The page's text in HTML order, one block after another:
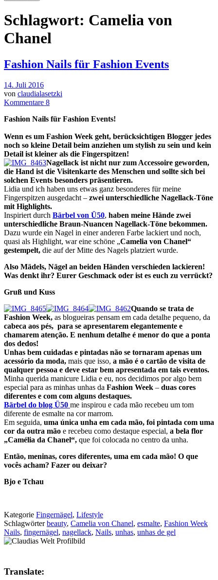
Schlagwort: Camelia von
Chanel
Fashion Nails für Fashion Events
14. Juli 2016
von claudialasetzki
Kommentare 8
Fashion Nails für Fashion Events!
Wenn es um Fashion Week geht, berücksichtigen Blogger jedes
noch so kleine Detail beim anziehen um stylish zu sein und kein
Detail ist kleiner als die Fingerspitzen!
Nagellack ist nicht nur zum Accessoire geworden,
die Hand ist die Visitenkarte des Menschen und sollte sich bei
solchen Events besonders präsentieren.
Lidia und ich haben uns etwas ganz besonderes für meine
Fingerspitzen ausgedacht – zwei unterschiedliche Nagellack-Töne
mit Highlights.
Inspiriert durch Bärbel von Ü50, haben meine Hände zwei
unterschiedliche Braun-Nuancen Nagellack-Töne bekommen.
Dazu wurde ein Nagel in einer anderen Farbe lackiert und noch,
quasi als Highlight, war eine schöne „Camelia von Chanel“
gestempelt, die auf der Mitte des Nagels platziert wurde.
Also Mädels, Nägel an beiden Händen verschieden lackieren!
Was denkt ihr? Eurer Geschmack oder ist es euch zu verrückt?
Gruß und Kuss
Quando se trata de
Fashion Week, as blogueiras pensam em cada detalhe pequeno, da
cabeca aos pés, para se apresentarem elegantemente e
chamarem atenção. E nenhum detalhe é menor do que a ponta
dos dedos!
Unhas bem cuidadas e pintadas não se tornaram apenas um
acessório da moda, mais que isso, a mão é o cartão de visita de
qualquer pessoa e deve estar bem apresentada em tais eventos.
Minha querida manicure Lidia e eu, nos decidimos por algo bem
especial para as minhas unhas da Fashion Week – duas cores
diferentes e com com alguns destaques.
Bärbel do blog Ü50 me inspirou e cada mão recebeu um tom
diferente de esmalte na cor marrom.
Em seguida, uma única unha em cada mão, foi pintada com uma
cor da outra mão e recebeu como destaque especial, a bela flor
„Camélia da Chanel“, que foi colocada no centro da unha.
Então, meninas, cores diferentes, uma em cada mão! O que
vocês acham? Fazer ou deixar?
Bjo e Tchau
Kategorie Fingernägel, Lifestyle
Schlagwörterbeauty, Camelia von Chanel, esmalte, Fashion Week
Nails, fingernägel, nagellack, Nails, unhas, unhas de gel
Translate: